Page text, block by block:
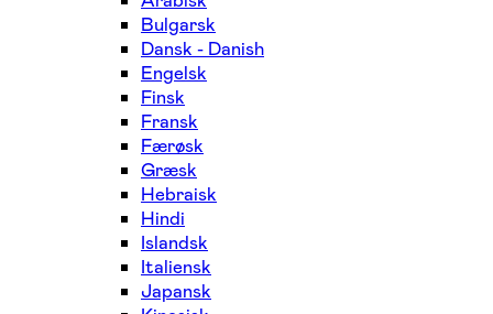
Bulgarsk
Dansk - Danish
Engelsk
Finsk
Fransk
Færøsk
Græsk
Hebraisk
Hindi
Islandsk
Italiensk
Japansk